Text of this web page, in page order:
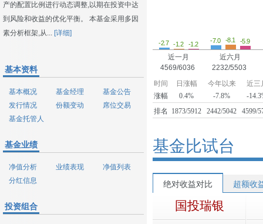
产的配置比例进行动态调整,以期在投资中达
到风险和收益的优化平衡。 本基金采用多因
素分析框架,从... [详细]
基本资料
基本概况 基金经理
基金公告
发行情况
份额变动
席位交易
基金托管人
基金业绩
净值分析 业绩表现
净值列表
分红信息
投资组合
-2.7 -1.2 -1.2
近一月
4569/6036
-7.0 -8.1 -5.9
近六月
2232/5503
时间
日涨幅 今年以来
近三
涨幅
0.4% -7.8%
-
排名
1873/5912 2442/5042 4599/
基金比试台
绝对收益对比 超额收
国投瑞银